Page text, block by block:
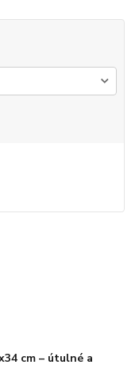
cm – útulné a